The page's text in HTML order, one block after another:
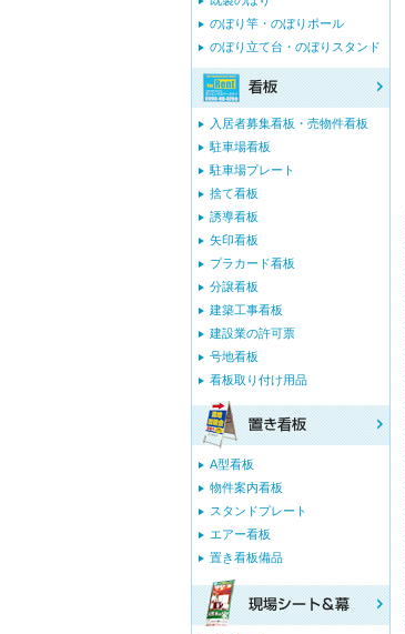
のぼり竿・のぼりポール
のぼり立て台・のぼりスタンド
入居者募集看板・売物件看板
駐車場看板
駐車場プレート
捨て看板
誘導看板
矢印看板
プラカード看板
分譲看板
建築工事看板
建設業の許可票
号地看板
看板取り付け用品
A型看板
物件案内看板
スタンドプレート
エアー看板
置き看板備品